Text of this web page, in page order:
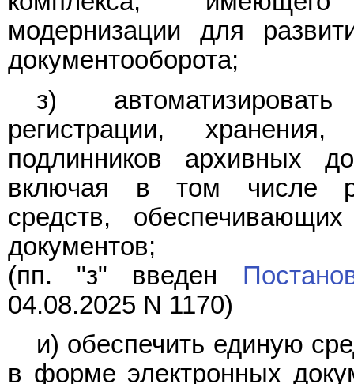
модернизации для
документооборота;
з)
регистрации,
подлинников архивных
включая в том числе
средств,
документов;
(пп. "з" введен
04.08.2025 N 1170)
и) обеспечить единую
в форме электронных